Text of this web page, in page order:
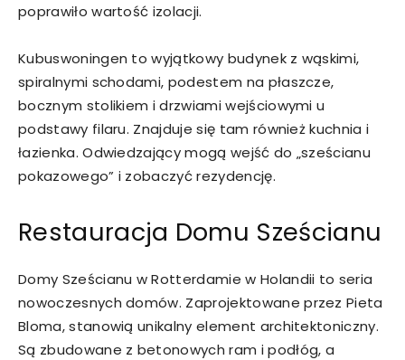
poprawiło wartość izolacji.
Kubuswoningen to wyjątkowy budynek z wąskimi,
spiralnymi schodami, podestem na płaszcze,
bocznym stolikiem i drzwiami wejściowymi u
podstawy filaru. Znajduje się tam również kuchnia i
łazienka. Odwiedzający mogą wejść do „sześcianu
pokazowego” i zobaczyć rezydencję.
Restauracja Domu Sześcianu
Domy Sześcianu w Rotterdamie w Holandii to seria
nowoczesnych domów. Zaprojektowane przez Pieta
Bloma, stanowią unikalny element architektoniczny.
Są zbudowane z betonowych ram i podłóg, a